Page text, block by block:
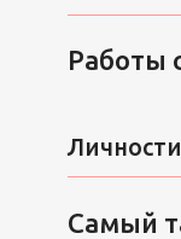
Работы
Личности
Самый